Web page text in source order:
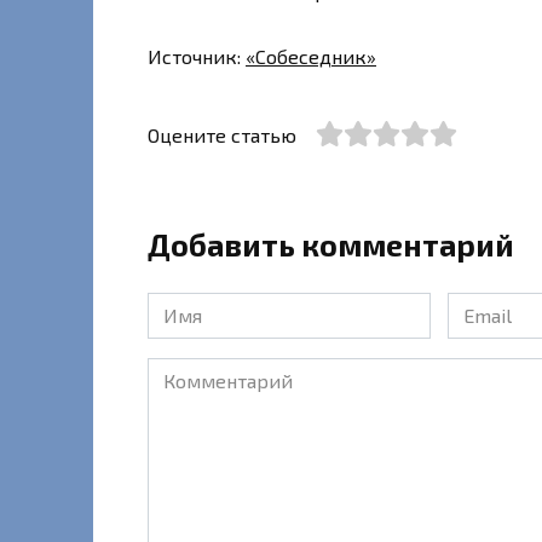
Источник: «Собеседник»
Оцените статью
Добавить комментарий
Имя
*
Email
*
Комментарий